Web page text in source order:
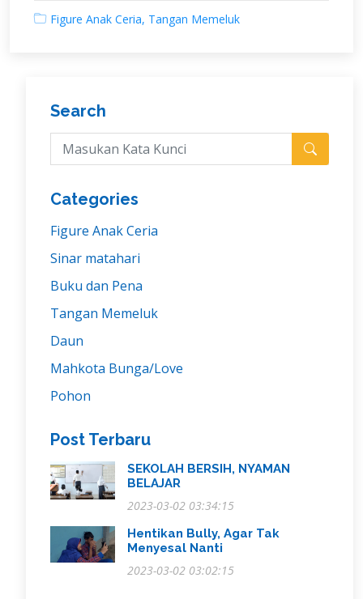
Figure Anak Ceria, Tangan Memeluk
Search
Categories
Figure Anak Ceria
Sinar matahari
Buku dan Pena
Tangan Memeluk
Daun
Mahkota Bunga/Love
Pohon
Post Terbaru
SEKOLAH BERSIH, NYAMAN
BELAJAR
2023-03-02 03:34:15
Hentikan Bully, Agar Tak
Menyesal Nanti
2023-03-02 03:02:15